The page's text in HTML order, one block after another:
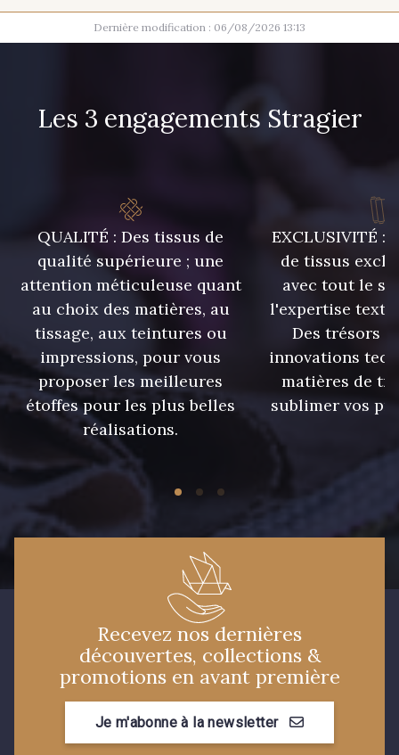
9971 - Mouette foncée 9666 - Gris Moyen
10006 - Fauve
1455 - Or Clair
10002 - Bouton d'or
10003 - Nankin
5198 - Vert Golf
5968 - Vert bouteille
7177 - Bleu clair 7339 - Bleu Outremer
7988 - Bleu Insigne 7912 - Bleu caban
Dernière modification : 06/08/2026 13:13
Les 3 engagements Stragier
QUALITÉ : Des tissus de
qualité supérieure ; une
attention méticuleuse quant
au choix des matières, au
tissage, aux teintures ou
impressions, pour vous
proposer les meilleures
étoffes pour les plus belles
réalisations.
EXCLUSIVITÉ :
de tissus
avec tout le
l'expertise
Des trésors
innovations
matières de
sublimer vos
Recevez nos dernières
découvertes, collections &
promotions en avant première
Je m'abonne à la newsletter